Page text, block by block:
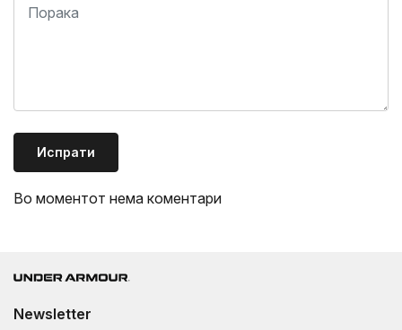
Испрати
Во моментот нема коментари
Newsletter